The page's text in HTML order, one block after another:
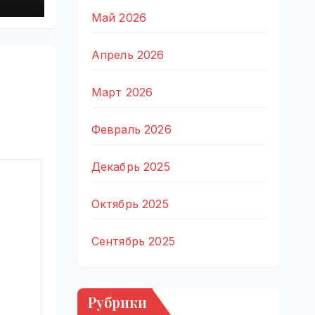
Май 2026
Апрель 2026
Март 2026
Февраль 2026
Декабрь 2025
Октябрь 2025
Сентябрь 2025
Рубрики